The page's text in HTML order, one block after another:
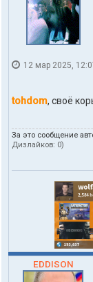
12 мар 2025,
tohdom, своё
За это сообщение
Дизлайков: 0)
EDDISON